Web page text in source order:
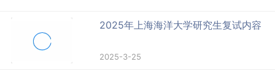
2025年上海海洋大学研究生复试内容
2025-3-25